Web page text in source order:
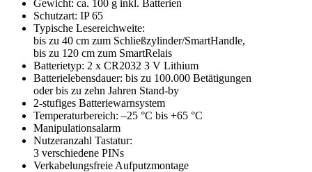
Gewicht: ca. 100 g inkl. Batterien
Schutzart: IP 65
Typische Lesereichweite:
bis zu 40 cm zum Schließzylinder/SmartHandle,
bis zu 120 cm zum SmartRelais
Batterietyp: 2 x CR2032 3 V Lithium
Batterielebensdauer: bis zu 100.000 Betätigungen
oder bis zu zehn Jahren Stand-by
2-stufiges Batteriewarnsystem
Temperaturbereich: –25 °C bis +65 °C
Manipulationsalarm
Nutzeranzahl Tastatur:
3 verschiedene PINs
Verkabelungsfreie Aufputzmontage